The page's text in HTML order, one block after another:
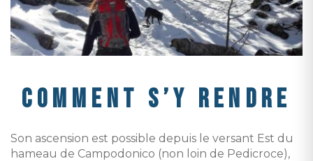
COMMENT S’Y RENDRE
Son ascension est possible depuis le versant Est du
hameau de Campodonico (non loin de Pedicroce),